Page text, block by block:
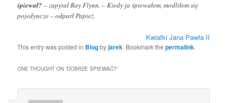
śpiewał? – zapytał Ray Flynn. – Kiedy ja śpiewałem, modliłem się
pojedynczo – odparł Papież.
Kwiatki Jana Pawła II
This entry was posted in Blogbyjarek. Bookmark thepermalink.
ONE THOUGHT ON “DOBRZE ŚPIEWAĆ?”